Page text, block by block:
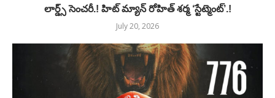
లార్డ్స్ సెంచరీ.! హిట్ మ్యాన్ రోహిత్ శర్మ ‘స్టేట్మెంట్’.!
July 20, 2026